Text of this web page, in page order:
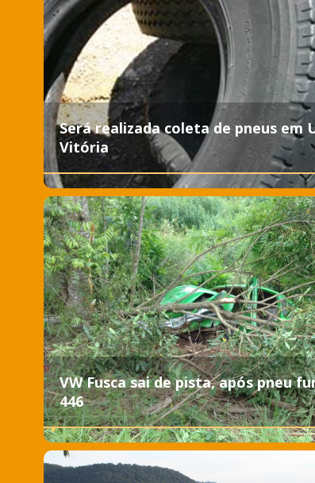
Será realizada coleta de pneus em
Vitória
VW Fusca sai de pista, após pneu
446